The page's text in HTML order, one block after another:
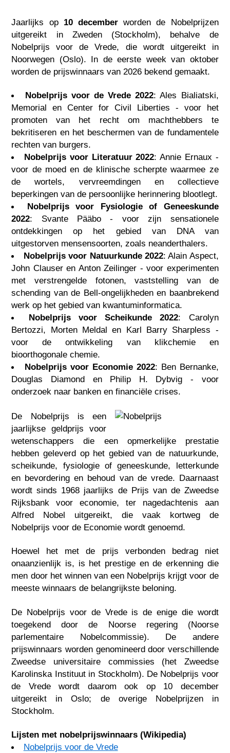
Jaarlijks op 10 december worden de Nobelprijzen
uitgereikt in Zweden (Stockholm), behalve de
Nobelprijs voor de Vrede, die wordt uitgereikt in
Noorwegen (Oslo). In de eerste week van oktober
worden de prijswinnaars van 2026 bekend gemaakt.
Nobelprijs voor de Vrede 2022: Ales Bialiatski,
Memorial en Center for Civil Liberties - voor het
promoten van het recht om machthebbers te
bekritiseren en het beschermen van de fundamentele
rechten van burgers.
Nobelprijs voor Literatuur 2022: Annie Ernaux -
voor de moed en de klinische scherpte waarmee ze
de wortels, vervreemdingen en collectieve
beperkingen van de persoonlijke herinnering blootlegt.
Nobelprijs voor Fysiologie of Geneeskunde
2022: Svante Pääbo - voor zijn sensationele
ontdekkingen op het gebied van DNA van
uitgestorven mensensoorten, zoals neanderthalers.
Nobelprijs voor Natuurkunde 2022: Alain Aspect,
John Clauser en Anton Zeilinger - voor experimenten
met verstrengelde fotonen, vaststelling van de
schending van de Bell-ongelijkheden en baanbrekend
werk op het gebied van kwantuminformatica.
Nobelprijs voor Scheikunde 2022: Carolyn
Bertozzi, Morten Meldal en Karl Barry Sharpless -
voor de ontwikkeling van klikchemie en
bioorthogonale chemie.
Nobelprijs voor Economie 2022: Ben Bernanke,
Douglas Diamond en Philip H. Dybvig - voor
onderzoek naar banken en financiële crises.
De Nobelprijs is een
jaarlijkse geldprijs voor
wetenschappers die een opmerkelijke prestatie
hebben geleverd op het gebied van de natuurkunde,
scheikunde, fysiologie of geneeskunde, letterkunde
en bevordering en behoud van de vrede. Daarnaast
wordt sinds 1968 jaarlijks de Prijs van de Zweedse
Rijksbank voor economie, ter nagedachtenis aan
Alfred Nobel uitgereikt, die vaak kortweg de
Nobelprijs voor de Economie wordt genoemd.
Hoewel het met de prijs verbonden bedrag niet
onaanzienlijk is, is het prestige en de erkenning die
men door het winnen van een Nobelprijs krijgt voor de
meeste winnaars de belangrijkste beloning.
De Nobelprijs voor de Vrede is de enige die wordt
toegekend door de Noorse regering (Noorse
parlementaire Nobelcommissie). De andere
prijswinnaars worden genomineerd door verschillende
Zweedse universitaire commissies (het Zweedse
Karolinska Instituut in Stockholm). De Nobelprijs voor
de Vrede wordt daarom ook op 10 december
uitgereikt in Oslo; de overige Nobelprijzen in
Stockholm.
Lijsten met nobelprijswinnaars (Wikipedia)
Nobelprijs voor de Vrede